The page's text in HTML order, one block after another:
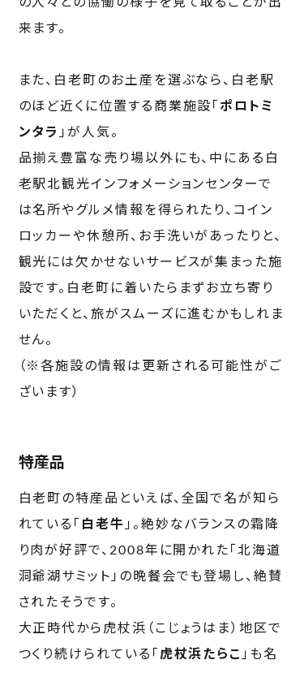
来ます。
また、白老町のお土産を選ぶなら、白老駅
のほど近くに位置する商業施設「ポロトミ
ンタラ 」が人気。
品揃え豊富な売り場以外にも、中にある白
老駅北観光インフォメーションセンターで
は名所やグルメ情報を得られたり、コイン
ロッカーや休憩所、お手洗いがあったりと、
観光には欠かせないサービスが集まった施
設です。白老町に着いたらまずお立ち寄り
いただくと、旅がスムーズに進むかもしれま
せん。
（※各施設の情報は更新される可能性がご
ざいます）
特産品
白老町の特産品といえば、全国で名が知ら
れている「
白老牛 」。絶妙なバランスの霜降
り肉が好評で、2008年に開かれた「北海道
洞爺湖サミット」の晩餐会でも登場し、絶賛
されたそうです。
大正時代から虎杖浜（こじょうはま）地区で
つくり続けられている「 虎杖浜たらこ 」も名